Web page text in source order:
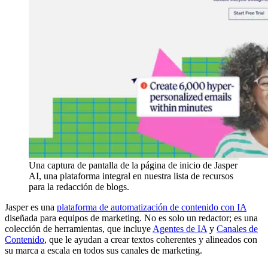
Una captura de pantalla de la página de inicio de Jasper
AI, una plataforma integral en nuestra lista de recursos
para la redacción de blogs.
Jasper es una plataforma de automatización de contenido con IA
diseñada para equipos de marketing. No es solo un redactor; es una
colección de herramientas, que incluye Agentes de IA y Canales de
Contenido, que le ayudan a crear textos coherentes y alineados con
su marca a escala en todos sus canales de marketing.